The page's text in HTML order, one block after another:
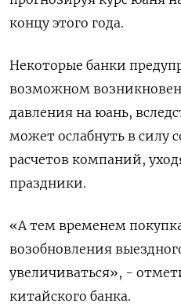
концу этого года.
Некоторые банки
возможном
давления на юань,
может ослабнуть в силу
расчетов компаний,
праздники.
«А тем временем
возобновления
увеличиваться», -
китайского банка.